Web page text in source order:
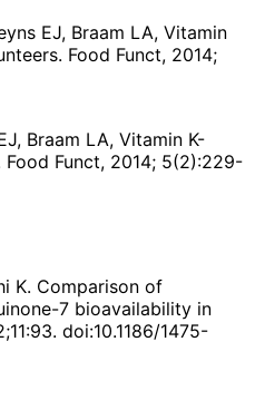
EJ, Braam LA, Vitamin
Food Funct, 2014;
Braam LA, Vitamin K-
Funct, 2014; 5(2):229-
K. Comparison of
7 bioavailability in
doi:10.1186/1475-